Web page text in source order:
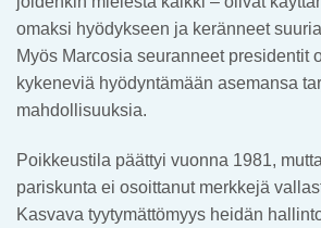
omaksi hyödykseen ja keränneet
Myös Marcosia seuranneet presidentit
kykeneviä hyödyntämään asemansa
mahdollisuuksia.
Poikkeustila päättyi vuonna 1981,
pariskunta ei osoittanut merkkejä
Kasvava tyytymättömyys heidän